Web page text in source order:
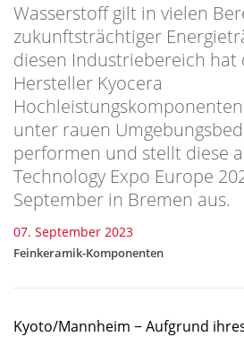
Wasserstoff gilt in vielen
zukunftsträchtiger
diesen Industriebereich hat
Hersteller Kyocera
unter rauen
performen und stellt diese
Technology Expo Europe
September in Bremen aus.
07. September 2023
Feinkeramik-Komponenten
Kyoto/Mannheim − Aufgrund